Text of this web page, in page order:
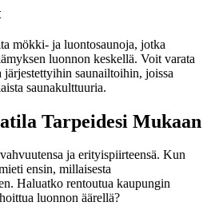
mökki- ja luontosaunoja, jotka
luonnon keskellä. Voit varata
saunailtoihin, joissa
saunakulttuuria.
Tarpeidesi Mukaan
ja erityispiirteensä. Kun
ensin, millaisesta
Haluatko rentoutua kaupungin
luonnon äärellä?